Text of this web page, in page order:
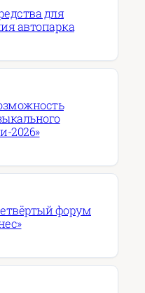
для
автопарка
2026»
форум